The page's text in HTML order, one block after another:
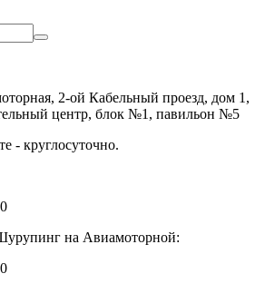
2-ой Кабельный проезд, дом 1,
центр, блок №1, павильон №5
- круглосуточно.
на Авиамоторной: